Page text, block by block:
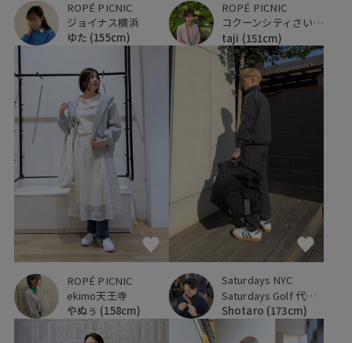
ROPÉ PICNIC
ジョイナス横浜
ゆた (155cm)
ROPÉ PICNIC
コクーンシティさいたま新都心
taji (151cm)
ROPÉ PICNIC
ekimo天王寺
やぬぅ (158cm)
Saturdays NYC
Saturdays Golf 代官山
Shotaro (173cm)